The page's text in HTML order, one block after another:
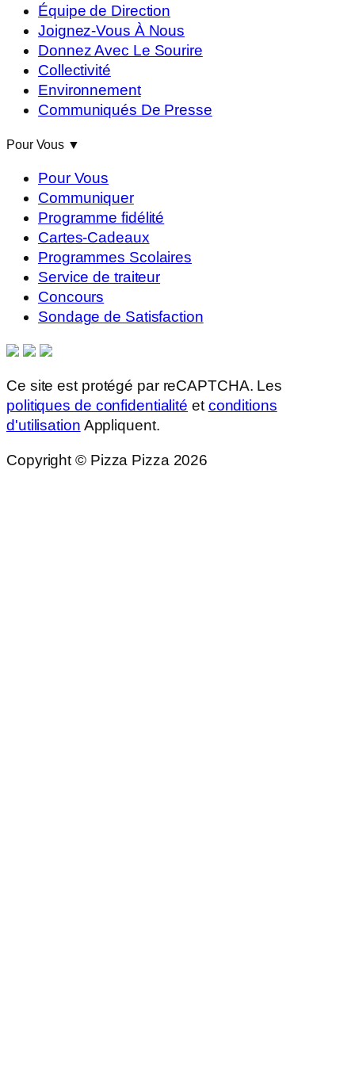
Équipe de Direction
Joignez-Vous À Nous
Donnez Avec Le Sourire
Collectivité
Environnement
Communiqués De Presse
Pour Vous ▼
Pour Vous
Communiquer
Programme fidélité
Cartes-Cadeaux
Programmes Scolaires
Service de traiteur
Concours
Sondage de Satisfaction
Ce site est protégé par reCAPTCHA. Les
politiques de confidentialité etconditions
d'utilisation Appliquent.
Copyright © Pizza Pizza 2026